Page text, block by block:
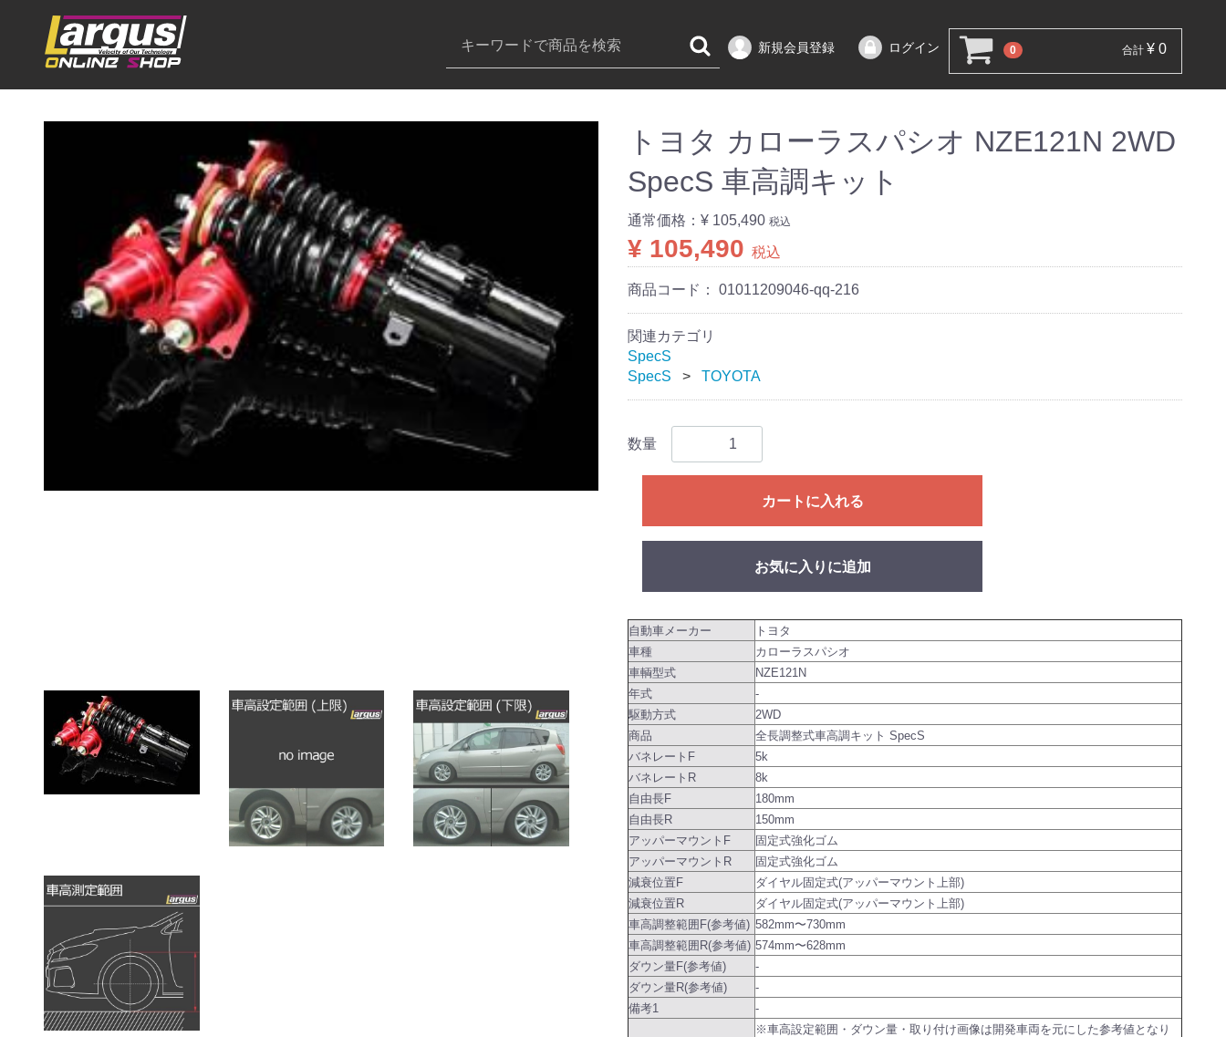
0 合計 ¥ 0
新規会員登録 ログイン
トヨタ カローラスパシオ NZE121N 2WD
SpecS 車高調キット
通常価格： ¥ 105,490 税込
¥ 105,490 税込
商品コード： 01011209046-qq-216
関連カテゴリ
SpecS
SpecS
TOYOTA
数量
カートに入れる
お気に入りに追加
自動車メーカー
トヨタ
車種
カローラスパシオ
車輌型式
NZE121N
年式
-
駆動方式
2WD
商品
全長調整式車高調キット SpecS
バネレートF
5k
バネレートR
8k
自由長F
180mm
自由長R
150mm
アッパーマウントF
固定式強化ゴム
アッパーマウントR
固定式強化ゴム
減衰位置F
ダイヤル固定式(アッパーマウント上部)
減衰位置R
ダイヤル固定式(アッパーマウント上部)
車高調整範囲F(参考値) 582mm〜730mm
車高調整範囲R(参考値) 574mm〜628mm
ダウン量F(参考値)
-
ダウン量R(参考値)
-
備考1
-
※車高設定範囲・ダウン量・取り付け画像は開発車両を元にした参考値となり